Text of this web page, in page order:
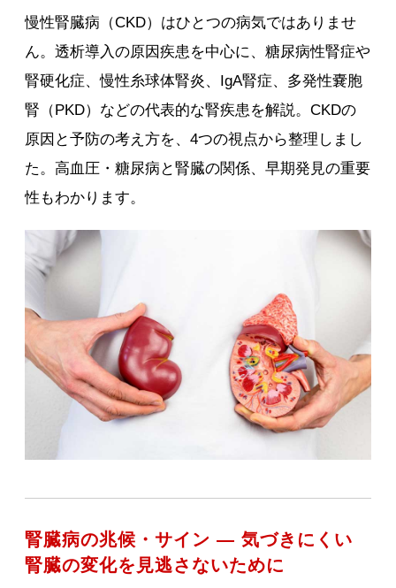
慢性腎臓病（CKD）はひとつの病気ではありませ
ん。透析導入の原因疾患を中心に、糖尿病性腎症や
腎硬化症、慢性糸球体腎炎、IgA腎症、多発性嚢胞
腎（PKD）などの代表的な腎疾患を解説。CKDの
原因と予防の考え方を、4つの視点から整理しまし
た。高血圧・糖尿病と腎臓の関係、早期発見の重要
性もわかります。
腎臓病の兆候・サイン ― 気づきにくい
腎臓の変化を見逃さないために